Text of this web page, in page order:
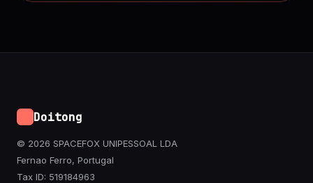
Doitong
© 2026 SPACEFOX UNIPESSOAL LDA
Fernao Ferro, Portugal
Tax ID: 519184963